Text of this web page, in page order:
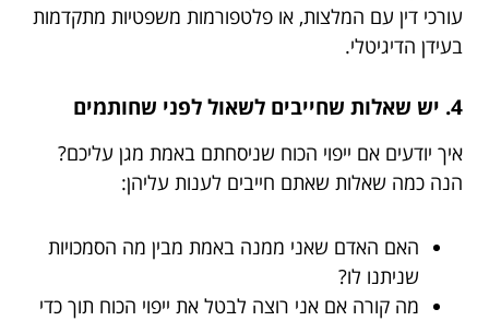
עורכי דין עם המלצות, או פלטפורמות משפטיות מתקדמות
בעידן הדיגיטלי.
4. יש שאלות שחייבים לשאול לפני שחותמים
איך יודעים אם ייפוי הכוח שניסחתם באמת מגן עליכם?
הנה כמה שאלות שאתם חייבים לענות עליהן:
האם האדם שאני ממנה באמת מבין מה הסמכויות
שניתנו לו?
מה קורה אם אני רוצה לבטל את ייפוי הכוח תוך כדי